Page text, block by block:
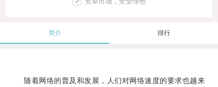
简介 排行
随着网络的普及和发展，人们对网络速度的要求也越来